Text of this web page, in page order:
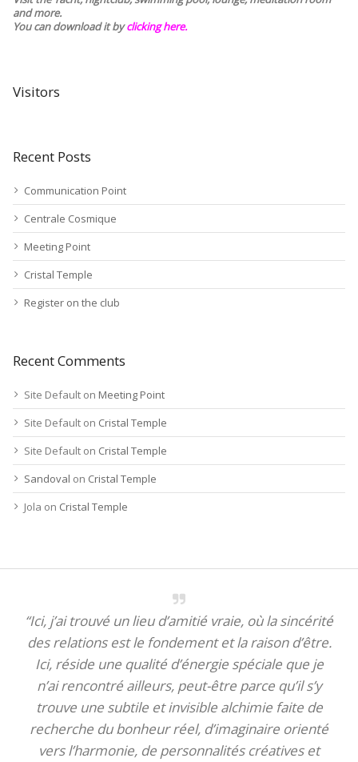
and more.
You can download it byclicking here.
Visitors
Recent Posts
Communication Point
Centrale Cosmique
Meeting Point
Cristal Temple
Register on the club
Recent Comments
Site Default on Meeting Point
Site Default on Cristal Temple
Site Default on Cristal Temple
Sandoval on Cristal Temple
Jola on Cristal Temple
“Ici, j’ai trouvé un lieu d’amitié vraie, où la sincérité
des relations est le fondement et la raison d’être.
Ici, réside une qualité d’énergie spéciale que je
n’ai rencontré ailleurs, peut-être parce qu’il s’y
trouve une subtile et invisible alchimie faite de
recherche du bonheur réel, d’imaginaire orienté
vers l’harmonie, de personnalités créatives et